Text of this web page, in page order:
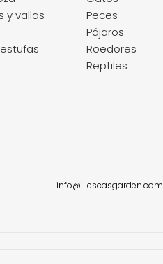
y vallas
Peces
Pájaros
Roedores
Reptiles
info@illescasgarden.com